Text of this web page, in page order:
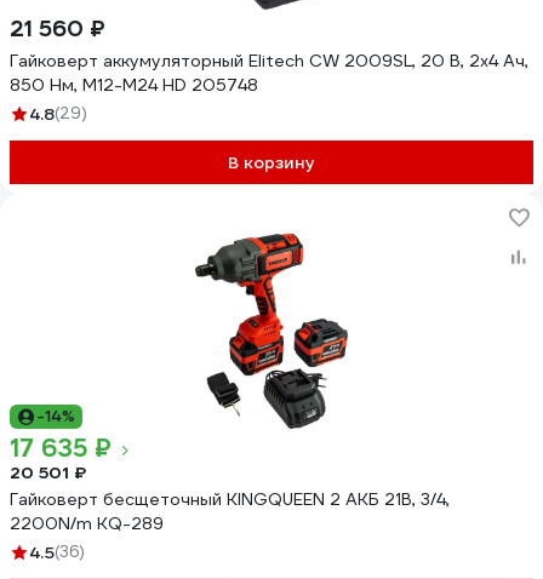
21 560 ₽
Гайковерт аккумуляторный Elitech CW 2009SL, 20 В, 2x4 Ач,
850 Нм, М12-М24 HD 205748
4.8(29)
В корзину
-14%
17 635 ₽
20 501 ₽
Гайковерт бесщеточный KINGQUEEN 2 АКБ 21В, 3/4,
2200N/m KQ-289
4.5(36)